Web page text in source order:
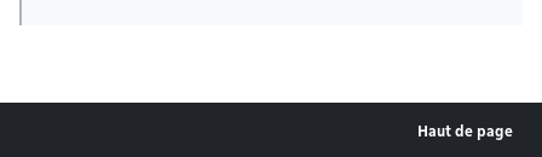
Haut de page